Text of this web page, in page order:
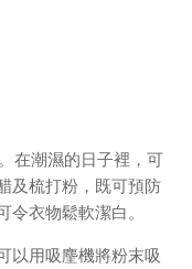
在潮濕的日子裡，可
及梳打粉，既可預防
衣物鬆軟潔白。
以用吸麈機將粉末吸